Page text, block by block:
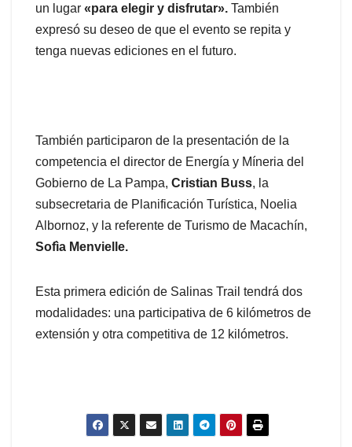
un lugar «para elegir y disfrutar». También
expresó su deseo de que el evento se repita y
tenga nuevas ediciones en el futuro.
También participaron de la presentación de la
competencia el director de Energía y Míneria del
Gobierno de La Pampa, Cristian Buss, la
subsecretaria de Planificación Turística, Noelia
Albornoz, y la referente de Turismo de Macachín,
Sofìa Menvielle.
Esta primera edición de Salinas Trail tendrá dos
modalidades: una participativa de 6 kilómetros de
extensión y otra competitiva de 12 kilómetros.